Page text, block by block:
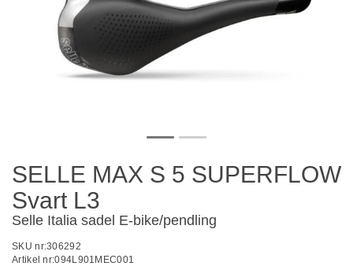
SELLE MAX S 5 SUPERFLOW
Svart L3
Selle Italia sadel E-bike/pendling
SKU nr:306292
Artikel nr:094L901MEC001